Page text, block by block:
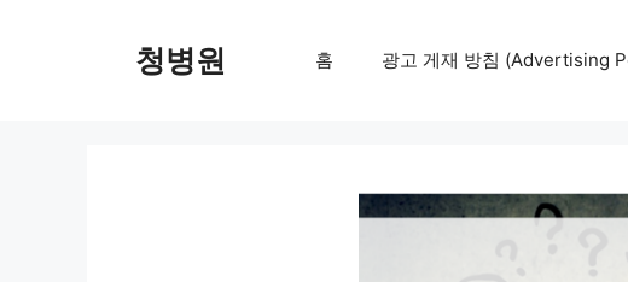
청병원 홈 광고 게재 방침 (Advertising